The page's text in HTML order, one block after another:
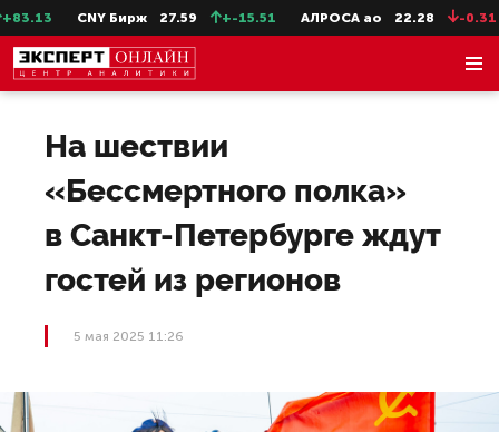
CNY Бирж 27.59 +-15.51 АЛРОСА ао 22.28 -0.31
На шествии
«Бессмертного полка»
в Санкт-Петербурге ждут
гостей из регионов
5 мая 2025 11:26